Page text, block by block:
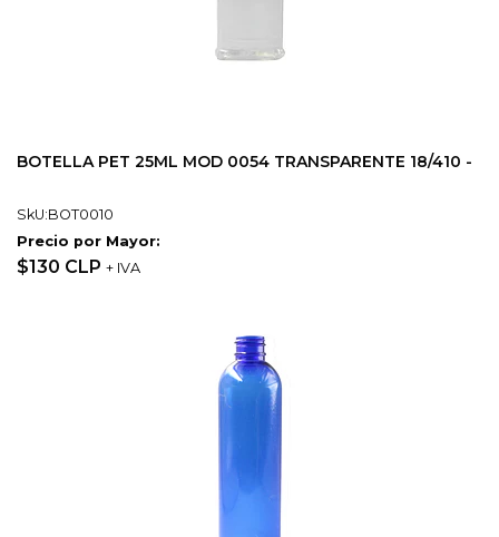
BOTELLA PET 25ML MOD 0054 TRANSPARENTE 18/410 -
SkU:BOT0010
Precio por Mayor:
$130 CLP + IVA